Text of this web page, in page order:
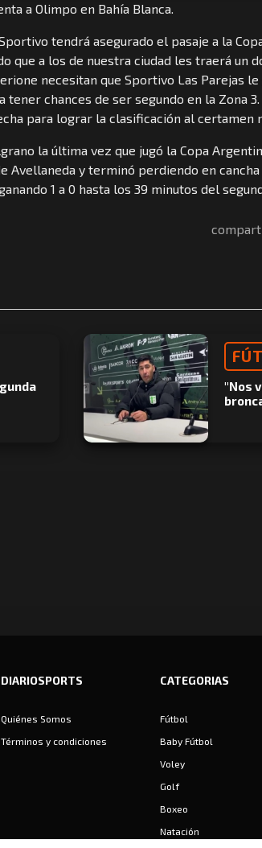
a Olimpo en Bahía Blanca.
tendrá asegurado el pasaje a la
que a los de nuestra ciudad les traerá un
necesitan que Sportivo Las Parejas le
chances de ser segundo en la Zona 3.
para lograr la clasificación al certamen
la última vez que jugó la Copa
Avellaneda y terminó perdiendo en
1 a 0 hasta los 39 minutos del
"Nos
DIARIOSPORTS
Quiénes Somos
Términos y condiciones
CATEGORIAS
Fútbol
Baby Fútbol
Voley
Golf
Boxeo
Natación